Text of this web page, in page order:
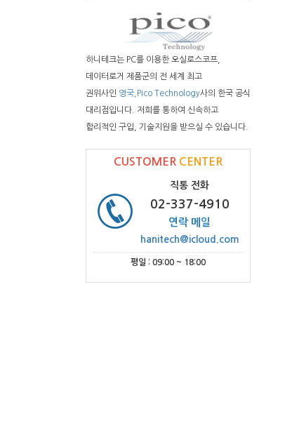
하니테크는 PC를 이용한 오실로스코프,
데이터로거 제품군의 전 세계 최고
권위사인 영국,Pico Technology사의 한국 공식
대리점입니다. 저희를 통하여 신속하고
합리적인 구입, 기술지원을 받으실 수 있습니다.
CUSTOMER CENTER
직통 전화
02-337-4910
연락 메일
hanitech@icloud.com
평일 : 09:00 ~ 18:00